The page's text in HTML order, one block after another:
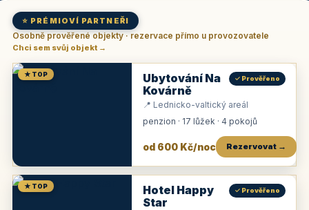
⭐ PRÉMIOVÍ PARTNEŘI
Osobně prověřené objekty · rezervace přímo u provozovatele
Chci sem svůj objekt →
★ TOP
Ubytování Na
Kovárně
✓ Prověřeno
📍 Lednicko-valtický areál
penzion · 17 lůžek · 4 pokojů
od 600 Kč/noc Rezervovat →
★ TOP
Hotel Happy
Star
✓ Prověřeno